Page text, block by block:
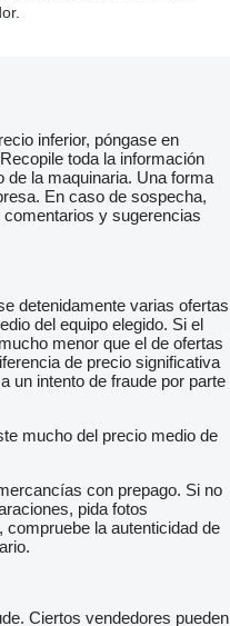
inferior, póngase en
toda la información
de la maquinaria. Una forma
En caso de sospecha,
y sugerencias
detenidamente varias ofertas
del equipo elegido. Si el
menor que el de ofertas
de precio significativa
un intento de fraude por parte
mucho del precio medio de
con prepago. Si no
pida fotos
la autenticidad de
Ciertos vendedores pueden